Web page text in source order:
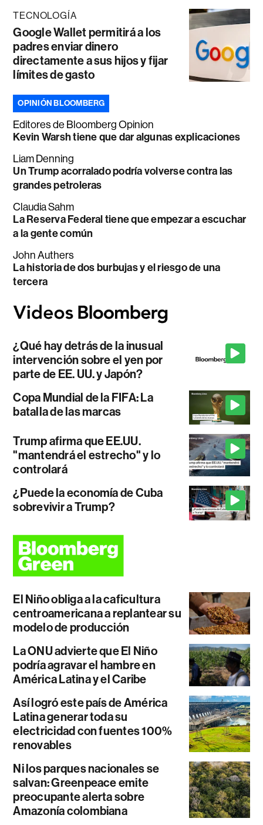
TECNOLOGÍA
Google Wallet permitirá a los
padres enviar dinero
directamente a sus hijos y fijar
límites de gasto
OPINIÓN BLOOMBERG
Editores de Bloomberg Opinion
Kevin Warsh tiene que dar algunas explicaciones
Liam Denning
Un Trump acorralado podría volverse contra las
grandes petroleras
Claudia Sahm
La Reserva Federal tiene que empezar a escuchar
a la gente común
John Authers
La historia de dos burbujas y el riesgo de una
tercera
¿Qué hay detrás de la inusual
intervención sobre el yen por
parte de EE. UU. y Japón?
Copa Mundial de la FIFA: La
batalla de las marcas
Trump afirma que EE.UU.
"mantendrá el estrecho" y lo
controlará
¿Puede la economía de Cuba
sobrevivir a Trump?
El Niño obliga a la caficultura
centroamericana a replantear su
modelo de producción
La ONU advierte que El Niño
podría agravar el hambre en
América Latina y el Caribe
Así logró este país de América
Latina generar toda su
electricidad con fuentes 100%
renovables
Ni los parques nacionales se
salvan: Greenpeace emite
preocupante alerta sobre
Amazonía colombiana